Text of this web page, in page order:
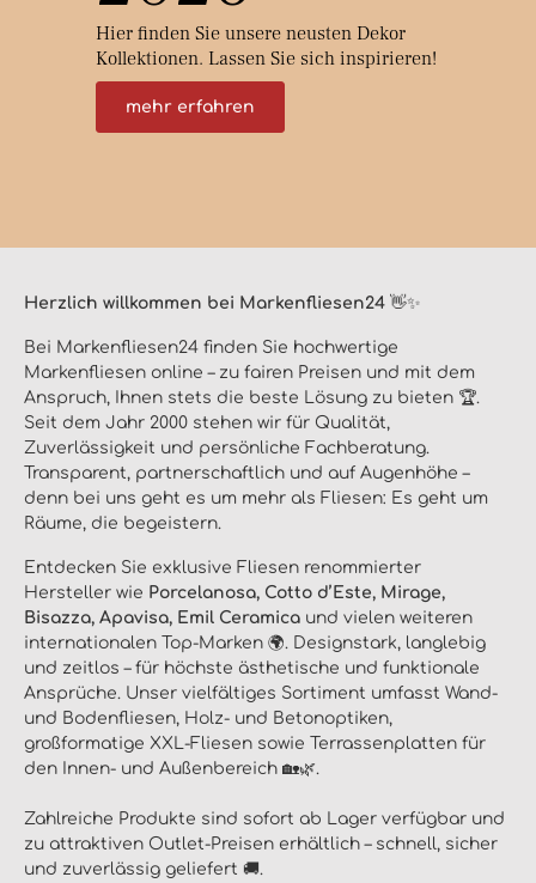
Hier finden Sie unsere neusten Dekor
Kollektionen. Lassen Sie sich inspirieren!
mehr erfahren
Herzlich willkommen bei Markenfliesen24 👋✨
Bei Markenfliesen24 finden Sie hochwertige
Markenfliesen online – zu fairen Preisen und mit dem
Anspruch, Ihnen stets die beste Lösung zu bieten 🏆.
Seit dem Jahr 2000 stehen wir für Qualität,
Zuverlässigkeit und persönliche Fachberatung.
Transparent, partnerschaftlich und auf Augenhöhe –
denn bei uns geht es um mehr als Fliesen: Es geht um
Räume, die begeistern.
Entdecken Sie exklusive Fliesen renommierter
Hersteller wie Porcelanosa, Cotto d’Este, Mirage,
Bisazza, Apavisa, Emil Ceramica und vielen weiteren
internationalen Top-Marken 🌍. Designstark, langlebig
und zeitlos – für höchste ästhetische und funktionale
Ansprüche. Unser vielfältiges Sortiment umfasst Wand-
und Bodenfliesen, Holz- und Betonoptiken,
großformatige XXL-Fliesen sowie Terrassenplatten für
den Innen- und Außenbereich 🏡🌿.
Zahlreiche Produkte sind sofort ab Lager verfügbar und
zu attraktiven Outlet-Preisen erhältlich – schnell, sicher
und zuverlässig geliefert 🚚.